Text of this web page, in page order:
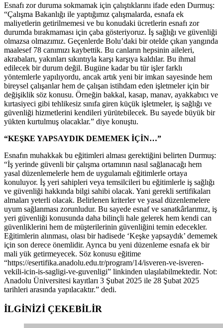
Esnafı zor duruma sokmamak için çalıştıklarını ifade eden Durmuş:
“Çalışma Bakanlığı ile yaptığımız çalışmalarda, esnafa ek
maliyetlerin getirilmemesi ve bu konudaki ücretlerin esnafı zor
durumda bırakmaması için çaba gösteriyoruz. İş sağlığı ve güvenliği
olmazsa olmazımız. Geçenlerde Bolu’daki bir otelde çıkan yangında
maalesef 78 canımızı kaybettik. Bu canların hepsinin aileleri,
akrabaları, yakınları sıkıntıyla karşı karşıya kaldılar. Bu ihmal
edilecek bir durum değil. Bugüne kadar bu tür işler farklı
yöntemlerle yapılıyordu, ancak artık yeni bir imkan sayesinde hem
bireysel çalışanlar hem de çalışan istihdam eden işletmeler için bir
değişiklik söz konusu. Örneğin bakkal, kasap, manav, ayakkabıcı ve
kırtasiyeci gibi tehlikesiz sınıfa giren küçük işletmeler, iş sağlığı ve
güvenliği hizmetlerini kendileri yürütebilecek. Bu sayede büyük bir
yükten kurtulmuş olacaklar.” diye konuştu.
“KEŞKE YAPSAYDIK DEMEMEK İÇİN…”
Esnafın muhakkak bu eğitimleri alması gerektiğini belirten Durmuş:
“İş yerinde güvenli bir çalışma ortamının nasıl sağlanacağı hem
yasal düzenlemelerle hem de uygulamalı eğitimlerle ortaya
konuluyor. İş yeri sahipleri veya temsilcileri bu eğitimlerle iş sağlığı
ve güvenliği hakkında bilgi sahibi olacak. Yani gerekli sertifikaları
almaları yeterli olacak. Belirlenen kriterler ve yasal düzenlemelere
uyum sağlanması zorunludur. Bu sayede esnaf ve sanatkârlarımız, iş
yeri güvenliği konusunda daha bilinçli hale gelerek hem kendi can
güvenliklerini hem de müşterilerinin güvenliğini temin edecekler.
Eğitimlerin alınması, olası bir hadisede ‘Keşke yapsaydık’ dememek
için son derece önemlidir. Ayrıca bu yeni düzenleme esnafa ek bir
mali yük getirmeyecek. Söz konusu eğitime
“https://esertifika.anadolu.edu.tr/program/14/isveren-ve-isveren-
vekili-icin-is-sagligi-ve-guvenligi” linkinden ulaşılabilmektedir. Not:
Anadolu Üniversitesi kayıtları 3 Şubat 2025 ile 28 Şubat 2025
tarihleri arasında yapılacaktır.” dedi.
İLGİNİZİ ÇEKEBİLİR